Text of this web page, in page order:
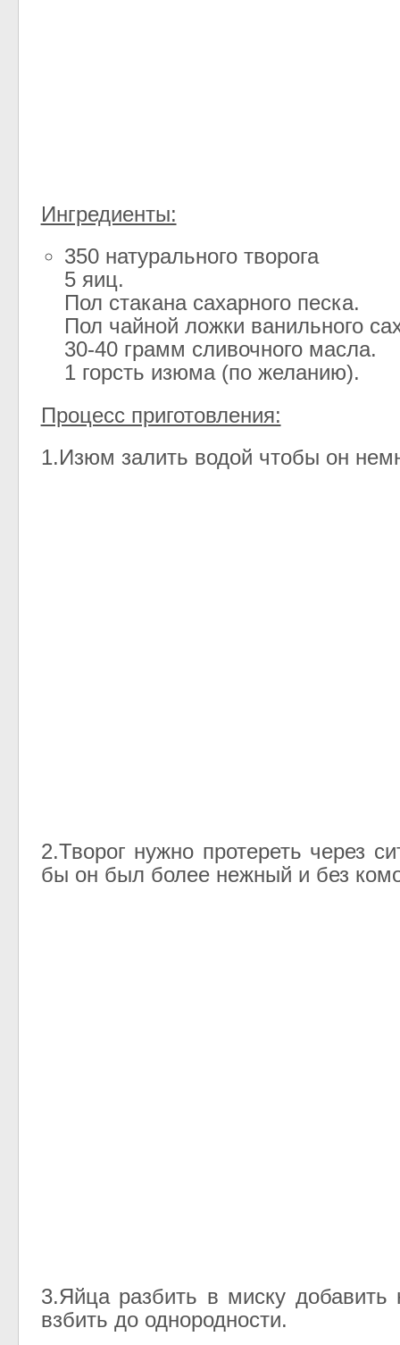
Ингредиенты:
350 натурального творога
5 яиц.
Пол стакана сахарного песка.
Пол чайной ложки ванильного
30-40 грамм сливочного масла.
1 горсть изюма (по желанию).
Процесс приготовления:
1.Изюм залить водой чтобы он
2.Творог нужно протереть через
бы он был более нежный и без
3.Яйца разбить в миску добавить
взбить до однородности.